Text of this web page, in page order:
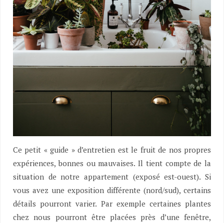
Ce petit « guide » d’entretien est le fruit de nos propres
expériences, bonnes ou mauvaises. Il tient compte de la
situation de notre appartement (exposé est-ouest). Si
vous avez une exposition différente (nord/sud), certains
détails pourront varier. Par exemple certaines plantes
chez nous pourront être placées près d’une fenêtre,